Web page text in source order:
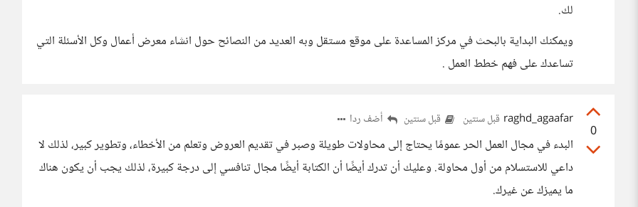
لك.
ويمكنك البداية بالبحث في مركز المساعدة على موقع مستقل وبه العديد من النصائح حول انشاء معرض أعمال وكل الأسئلة التي
تساعدك على فهم خطط العمل .
0
raghd_agaafar قبل سنتين قبل سنتين أضف ردا
البدء في مجال العمل الحر عمومًا يحتاج إلى محاولات طويلة وصبر في تقديم العروض وتعلم من الأخطاء، وتطوير كبير، لذلك لا
داعي للاستسلام من أول محاولة. وعليك أن تدرك أيضًا أن الكتابة أيضًا مجال تنافسي إلى درجة كبيرة، لذلك يجب أن يكون هناك
ما يميزك عن غيرك.